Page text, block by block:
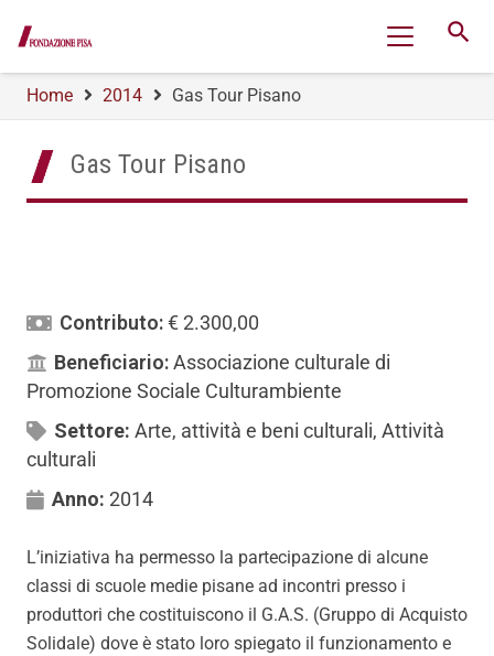
search
Home 2014 Gas Tour Pisano
Gas Tour Pisano
Contributo:€ 2.300,00
Beneficiario:Associazione culturale di
Promozione Sociale Culturambiente
Settore: Arte, attività e beni culturali,Attività
culturali
Anno: 2014
L’iniziativa ha permesso la partecipazione di alcune
classi di scuole medie pisane ad incontri presso i
produttori che costituiscono il G.A.S. (Gruppo di Acquisto
Solidale) dove è stato loro spiegato il funzionamento e